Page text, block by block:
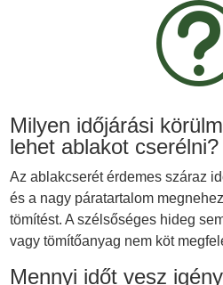
Milyen időjárási
lehet ablakot cserélni?
Az ablakcserét érdemes száraz
és a nagy páratartalom
tömítést. A szélsőséges hideg
vagy tömítőanyag nem köt
Mennyi időt vesz